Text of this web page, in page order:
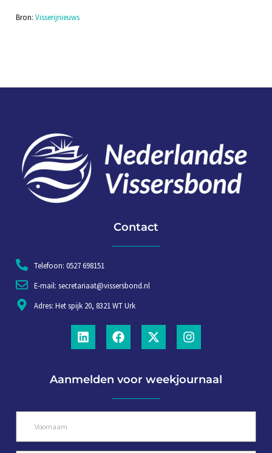
Bron: Visserijnieuws
Contact
Telefoon: 0527 698151
E-mail: secretariaat@vissersbond.nl
Adres: Het spijk 20, 8321 WT Urk
Aanmelden voor weekjournaal